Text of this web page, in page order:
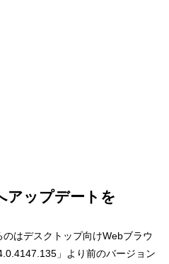
アップデートを
はデスクトップ向けWebブラウ
」より前のバージョン